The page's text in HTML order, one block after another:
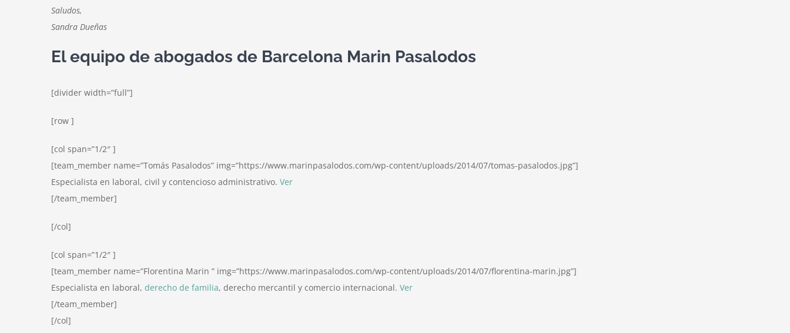
Saludos,
Sandra Dueñas
El equipo de abogados de Barcelona Marin Pasalodos
[divider width=”full”]
[row ]
[col span=”1/2″ ]
[team_member name=”Tomás Pasalodos” img=”https://www.marinpasalodos.com/wp-content/uploads/2014/07/tomas-pasalodos.jpg”]
Especialista en laboral, civil y contencioso administrativo. Ver
[/team_member]
[/col]
[col span=”1/2″ ]
[team_member name=”Florentina Marin ” img=”https://www.marinpasalodos.com/wp-content/uploads/2014/07/florentina-marin.jpg”]
Especialista en laboral, derecho de familia, derecho mercantil y comercio internacional. Ver
[/team_member]
[/col]